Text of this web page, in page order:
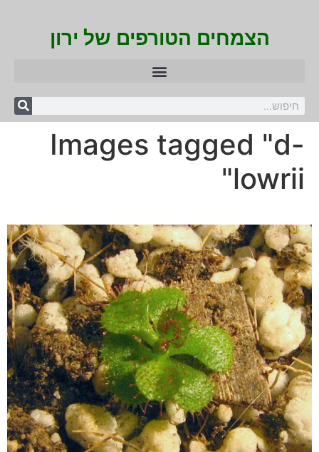
הצמחים הטורפים של ירון
Images tagged "d-
lowrii"